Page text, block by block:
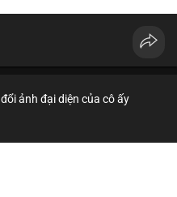
ảnh đại diện của cô ấy